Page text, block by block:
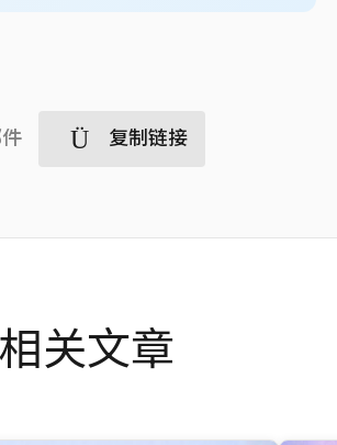
复制链接
相关文章